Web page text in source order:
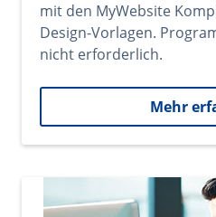
mit den MyWebsite
Design-Vorlagen.
nicht erforderlich.
Mehr